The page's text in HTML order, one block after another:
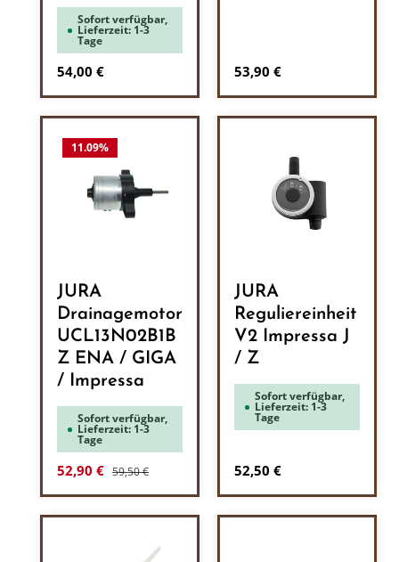
Sofort verfügbar,
Lieferzeit: 1-3
Tage
Regulärer Preis:
54,00 € Regulärer Preis:
53,90 €
11.09%
JURA
Drainagemotor
UCL13N02B1B
Z ENA / GIGA
/ Impressa
Sofort verfügbar,
Lieferzeit: 1-3
Tage
Verkaufspreis:
52,90 € Regulärer Preis:
59,50 €
JURA
Reguliereinheit
V2 Impressa J
/ Z
Sofort verfügbar,
Lieferzeit: 1-3
Tage
Regulärer Preis:
52,50 €